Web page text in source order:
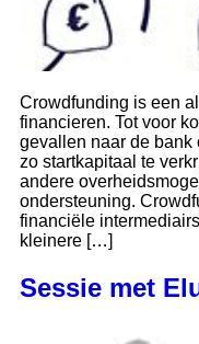
Crowdfunding is een
financieren. Tot voor
gevallen naar de bank
zo startkapitaal te
andere
ondersteuning.
financiële
kleinere […]
Sessie met